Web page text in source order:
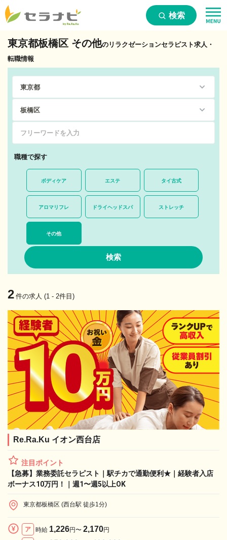
検索
東京都板橋区 その他のリラクゼーションセラピスト求人・
転職情報
職種で探す
ボディケア エステ タイ古式
アロマリフレ ドライヘッドスパ ストレッチ
その他
2 件の求人 (1 - 2件目)
Re.Ra.Ku イオン西台店
注目ポイント
【急募】業務委託セラピスト｜駅チカで通勤便利★｜経験者入店
ボーナス10万円！｜週1〜週5以上OK
東京都板橋区 (西台駅 徒歩1分)
ア 時給 1,226円〜 2,170円